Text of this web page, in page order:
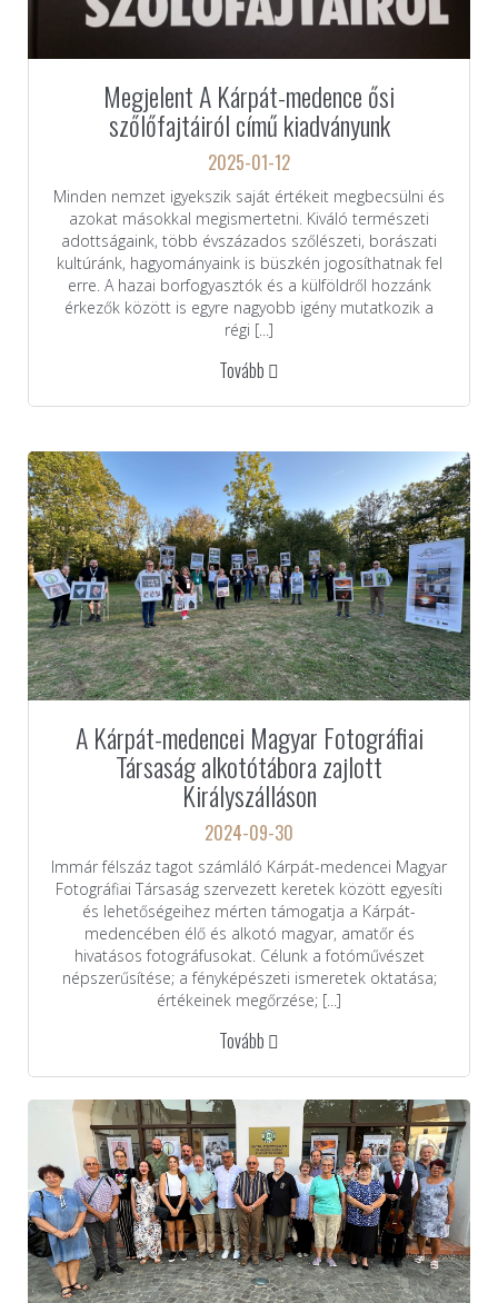
Megjelent A Kárpát-medence ősi
szőlőfajtáiról című kiadványunk
2025-01-12
Minden nemzet igyekszik saját értékeit megbecsülni és
azokat másokkal megismertetni. Kiváló természeti
adottságaink, több évszázados szőlészeti, borászati
kultúránk, hagyományaink is büszkén jogosíthatnak fel
erre. A hazai borfogyasztók és a külföldről hozzánk
érkezők között is egyre nagyobb igény mutatkozik a
régi [...]
Tovább
A Kárpát-medencei Magyar Fotográfiai
Társaság alkotótábora zajlott
Királyszálláson
2024-09-30
Immár félszáz tagot számláló Kárpát-medencei Magyar
Fotográfiai Társaság szervezett keretek között egyesíti
és lehetőségeihez mérten támogatja a Kárpát-
medencében élő és alkotó magyar, amatőr és
hivatásos fotográfusokat. Célunk a fotóművészet
népszerűsítése; a fényképészeti ismeretek oktatása;
értékeinek megőrzése; [...]
Tovább